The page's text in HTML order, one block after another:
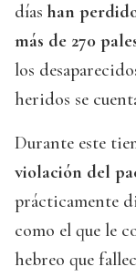
días han
más de 270
los
heridos se
Durante este
violación del
prácticamente
como el que le
hebreo que